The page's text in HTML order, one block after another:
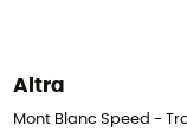
Altra
Mont Blanc Speed -